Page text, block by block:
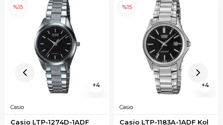
4
Casio
Casio LTP-1274D-1ADF
%15
4
Casio
Casio LTP-1183A-1ADF Kol
%15